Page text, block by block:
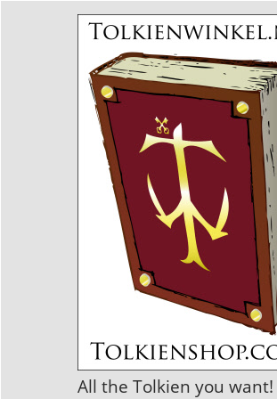
All the Tolkien you want!